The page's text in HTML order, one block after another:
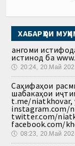
ХАБАРҲОИ
Ҳангоми
истинод ба
🕔 20:24, 20.Май
Саҳифаҳои
шабакаҳои
t.me/niatkhovar,
instagram.com/
twitter.com/
facebook.com/
🕔 08:23, 20.Май